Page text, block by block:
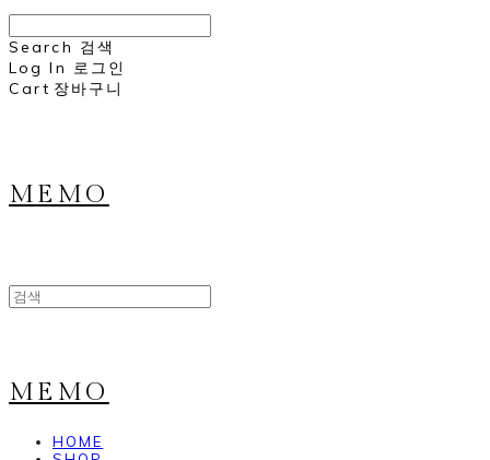
Search 검색
Log In 로그인
Cart 장바구니
MEMO
MEMO
HOME